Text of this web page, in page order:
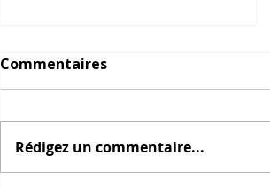
Commentaires
Rédigez un commentaire...